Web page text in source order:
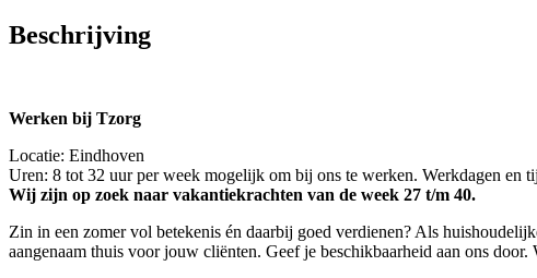
Beschrijving
Werken bij Tzorg
Locatie: Eindhoven
Uren: 8 tot 32 uur per week mogelijk om bij ons te werken. Werkdagen en
Wij zijn op zoek naar vakantiekrachten van de week 27 t/m 40.
Zin in een zomer vol betekenis én daarbij goed verdienen? Als
aangenaam thuis voor jouw cliënten. Geef je beschikbaarheid aan ons